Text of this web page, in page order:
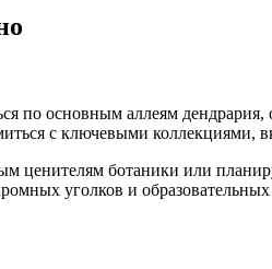
по основным аллеям
с ключевыми коллекциями,
ценителям ботаники или
уголков и